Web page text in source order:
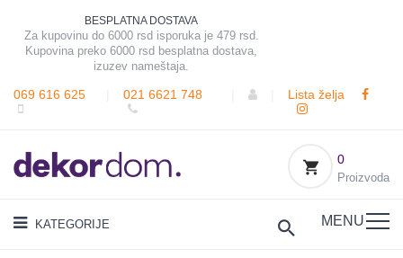
BESPLATNA DOSTAVA
Za kupovinu do 6000 rsd isporuka je 479 rsd.
Kupovina preko 6000 rsd besplatna dostava,
izuzev nameštaja.
069 616 625 021 6621 748 Lista želja
0
Proizvoda
KATEGORIJE MENU